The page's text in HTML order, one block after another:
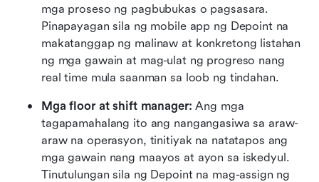
mga proseso ng pagbubukas o pagsasara.
Pinapayagan sila ng mobile app ng Depoint na
makatanggap ng malinaw at konkretong listahan
ng mga gawain at mag-ulat ng progreso nang
real time mula saanman sa loob ng tindahan.
Mga floor at shift manager: Ang mga
tagapamahalang ito ang nangangasiwa sa araw-
araw na operasyon, tinitiyak na natatapos ang
mga gawain nang maayos at ayon sa iskedyul.
Tinutulungan sila ng Depoint na mag-assign ng